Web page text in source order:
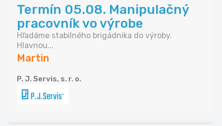
Termín 05.08. Manipulačný
pracovník vo výrobe
Hľadáme stabilného brigádnika do výroby.
Hlavnou...
Martin
P. J. Servis, s. r. o.